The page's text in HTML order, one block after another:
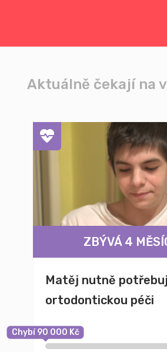
Aktuálně čekají na
ZBÝVÁ 4
Matěj nutně
ortodontickou péči
Chybí 90 000 Kč